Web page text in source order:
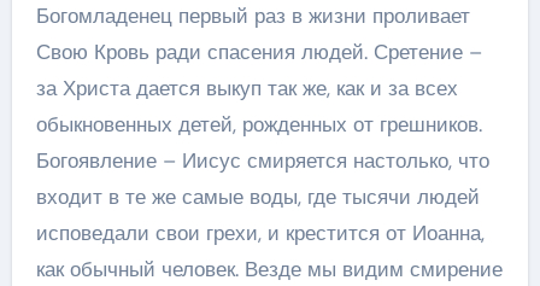
Богомладенец первый раз в жизни проливает
Свою Кровь ради спасения людей. Сретение –
за Христа дается выкуп так же, как и за всех
обыкновенных детей, рожденных от грешников.
Богоявление – Иисус смиряется настолько, что
входит в те же самые воды, где тысячи людей
исповедали свои грехи, и крестится от Иоанна,
как обычный человек. Везде мы видим смирение